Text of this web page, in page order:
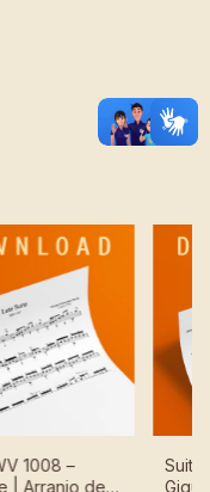
1008 –
| Arranjo de
Suite